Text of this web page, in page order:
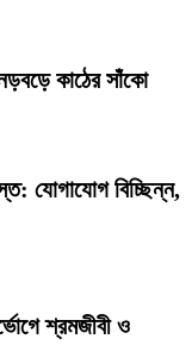
কাঠের সাঁকো
যোগাযোগ বিচ্ছিন্ন,
শ্রমজীবী ও